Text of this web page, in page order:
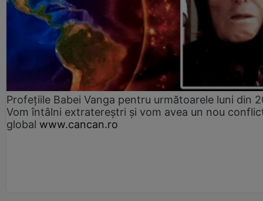
Profețiile Babei Vanga pentru următoarele luni din
Vom întâlni extratereștri și vom avea un nou
global www.cancan.ro